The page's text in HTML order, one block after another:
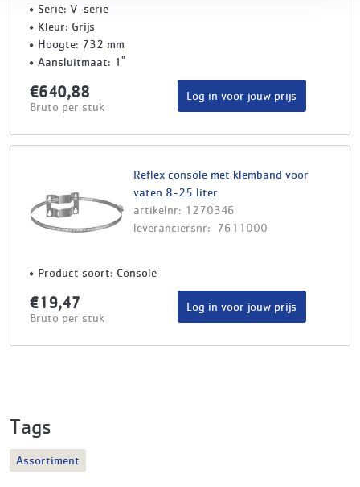
Serie: V-serie
Kleur: Grijs
Hoogte: 732 mm
Aansluitmaat: 1"
€640,88
Bruto per stuk
Log in voor jouw prijs
Reflex console met klemband voor
vaten 8-25 liter
artikelnr: 1270346
leveranciersnr: 7611000
Product soort: Console
€19,47
Bruto per stuk
Log in voor jouw prijs
Tags
Assortiment